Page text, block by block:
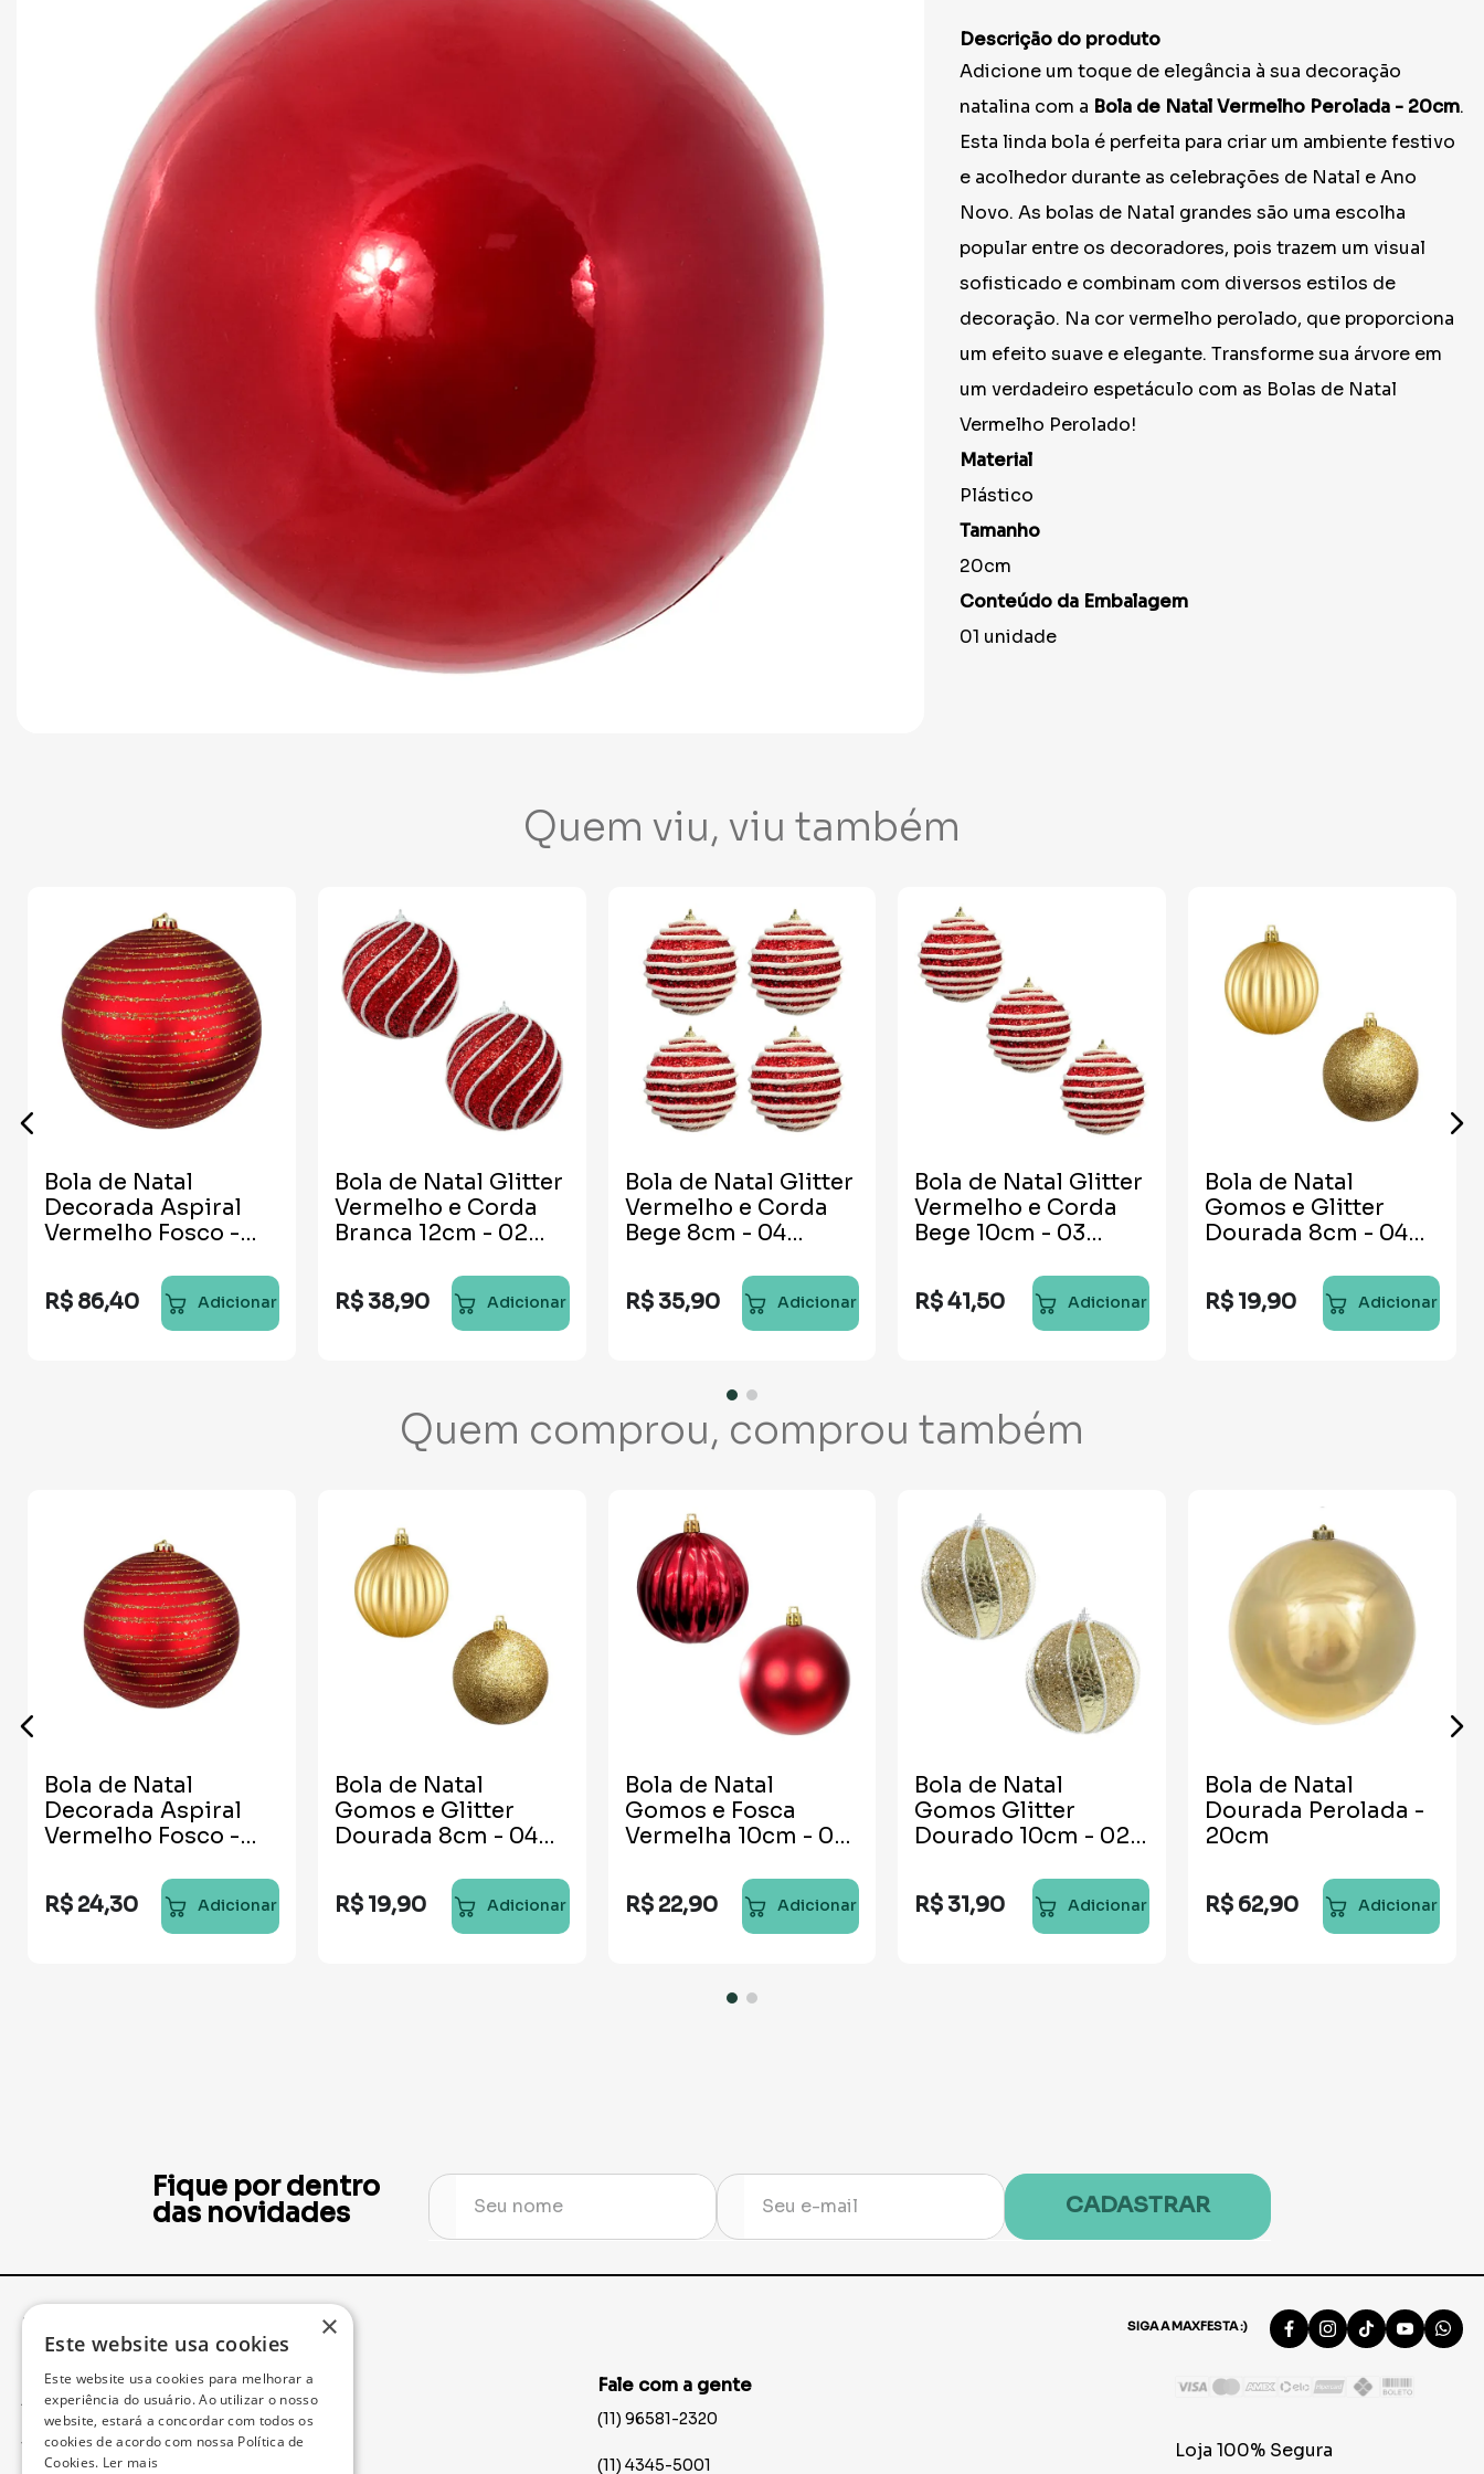
festa neon
Descrição do produto
Adicione um toque de elegância à sua decoração
natalina com a Bola de Natal Vermelho Perolada - 20cm.
Esta linda bola é perfeita para criar um ambiente festivo
e acolhedor durante as celebrações de Natal e Ano
Novo. As bolas de Natal grandes são uma escolha
popular entre os decoradores, pois trazem um visual
sofisticado e combinam com diversos estilos de
decoração. Na cor vermelho perolado, que proporciona
um efeito suave e elegante. Transforme sua árvore em
um verdadeiro espetáculo com as Bolas de Natal
Vermelho Perolado!
Material
Plástico
Tamanho
20cm
Conteúdo da Embalagem
01 unidade
Quem viu, viu também
Bola de Natal
Decorada Aspiral
Vermelho Fosco -
R$ 86,40 Adicionar
Bola de Natal Glitter
Vermelho e Corda
Branca 12cm - 02
R$ 38,90 Adicionar
Bola de Natal Glitter
Vermelho e Corda
Bege 8cm - 04
R$ 35,90 Adicionar
Bola de Natal Glitter
Vermelho e Corda
Bege 10cm - 03
R$41,50 Adicionar
Bola de Natal
Gomos e Glitter
Dourada 8cm - 04
R$ 19,90 Adicionar
Quem comprou, comprou também
Bola de Natal
Decorada Aspiral
Vermelho Fosco -
R$ 24,30 Adicionar
Bola de Natal
Gomos e Glitter
Dourada 8cm - 04
R$ 19,90 Adicionar
Bola de Natal
Gomos e Fosca
Vermelha 10cm - 02
R$ 22,90 Adicionar
Bola de Natal
Gomos Glitter
Dourado 10cm - 02
R$ 31,90 Adicionar
Bola de Natal
Dourada Perolada -
20cm
R$ 62,90 Adicionar
Fique por dentro
das novidades
CADASTRAR
Institucional SIGA A MAXFESTA :)
Acompanhe seu Pedido
Trocas e Devoluções
Fale com a gente
(11) 96581-2320
(11) 4345-5001
Loja 100% Segura
×
Este website usa cookies
Este website usa cookies para melhorar a
experiência do usuário. Ao utilizar o nosso
website, estará a concordar com todos os
cookies de acordo com nossa Política de
Cookies. Ler mais